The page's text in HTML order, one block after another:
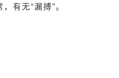
有无“漏搏”。